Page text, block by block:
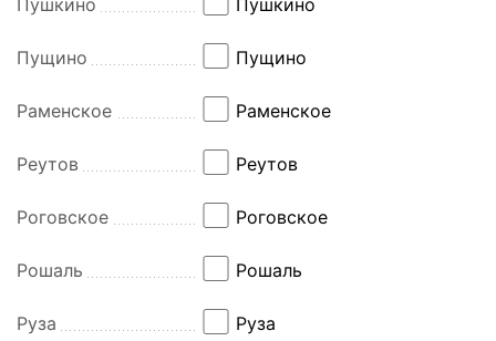
Пущино Пущино
Раменское Раменское
Реутов Реутов
Роговское Роговское
Рошаль Рошаль
Руза Руза